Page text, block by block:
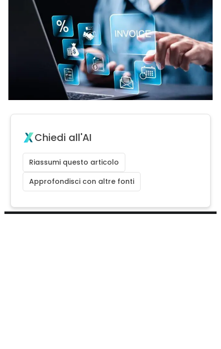
Chiedi all'AI
Riassumi questo articolo
Approfondisci con altre fonti